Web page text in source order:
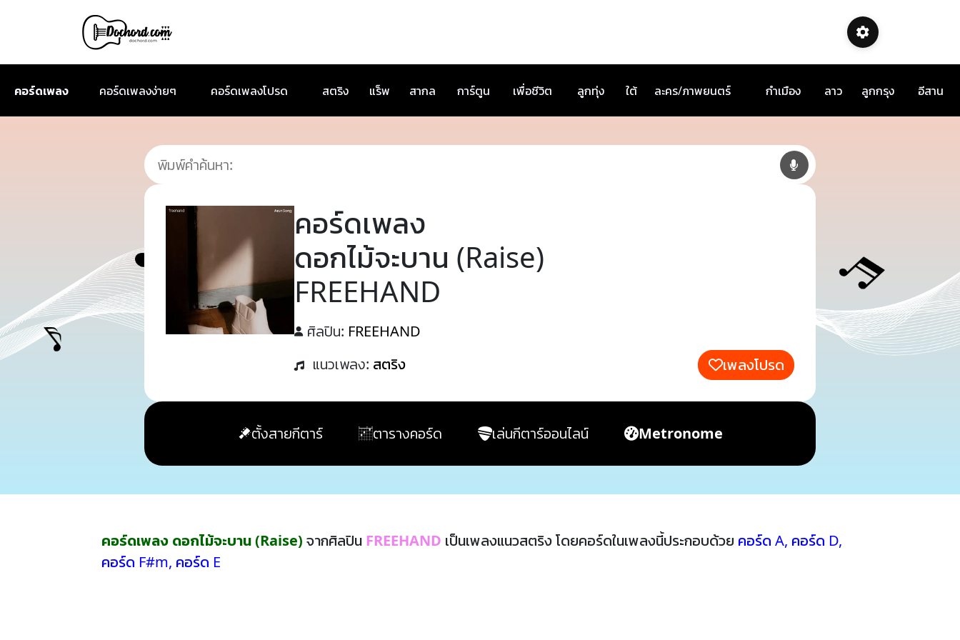
คอร์ดเพลง คอร์ดเพลงง่ายๆ คอร์ดเพลงโปรด สตริง แร็พ สากล การ์ตูน เพื่อชีวิต ลูกทุ่ง ใต้ ละคร/ภาพยนตร์ กำเมือง ลาว ลูกกรุง อีสาน
คอร์ดเพลง
ดอกไม้จะบาน (Raise)
FREEHAND
ศิลปิน: FREEHAND
แนวเพลง: สตริง เพลงโปรด
ตั้งสายกีตาร์ ตารางคอร์ด เล่นกีตาร์ออนไลน์ Metronome
คอร์ดเพลง ดอกไม้จะบาน (Raise) จากศิลปิน FREEHAND เป็นเพลงแนวสตริง โดยคอร์ดในเพลงนี้ประกอบด้วย คอร์ด A, คอร์ด D,
คอร์ด F#m, คอร์ด E